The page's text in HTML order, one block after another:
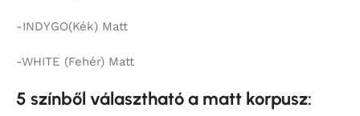
-INDYGO(Kék) Matt
-WHITE (Fehér) Matt
5 színből választható a matt korpusz: